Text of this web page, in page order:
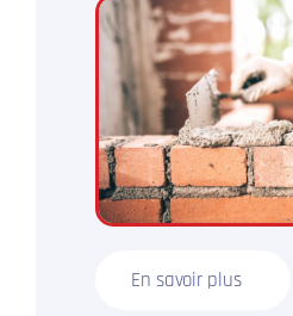
En savoir plus